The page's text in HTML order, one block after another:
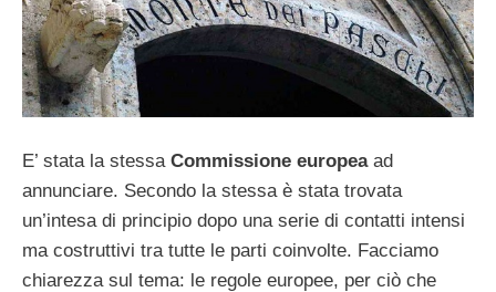
E’ stata la stessa Commissione europeaad
annunciare. Secondo la stessa è stata trovata
un’intesa di principio dopo una serie di contatti intensi
ma costruttivi tra tutte le parti coinvolte. Facciamo
chiarezza sul tema: le regole europee, per ciò che